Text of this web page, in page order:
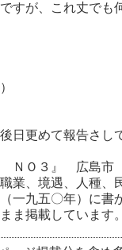
のですが、これ
日更めて報告さし
Ｏ３』 広島市
業、境遇、人種
一九五〇年）に
ま掲載しています